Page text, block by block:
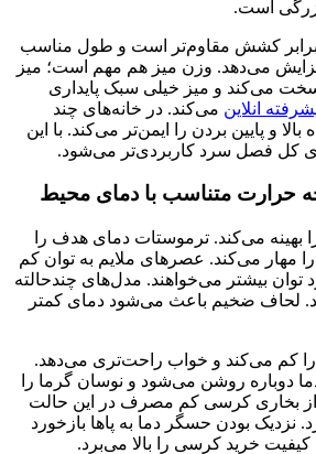
است.
برابر کشش مقاوم‌تر است و طول مناسب
می‌دهد. وزن میز هم مهم است؛ میز
می‌کند و میز خیلی سبک پایداری
انلاین می‌کند. در خانه‌های چند
و پایین بردن را ایمن‌تر می‌کند. با این
کل فصل سرد کاربردی‌تر می‌شود.
می‌کند. ترموستات دمای هدف را
مهار می‌کند. عصرهای ملایم به توان کم
توان بیشتر می‌خواهند. مدل‌های چندحالته
لحاف ضخیم باعث می‌شود دمای کمتر
را کم می‌کند و خواب راحت‌تری می‌دهد.
دوباره روشن می‌شود و نوسان گرما را
بخاری کرسی کم مصرف در این حالت
نزدیک بودن حسگر دما به پاها بازخورد
کیفیت خرید کرسی را بالا می‌برد.